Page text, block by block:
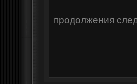
продолжения